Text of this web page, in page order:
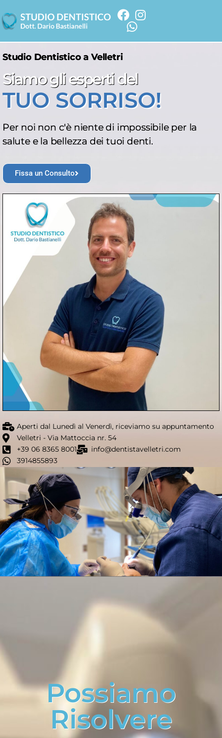
Studio Dentistico a Velletri
Siamo gli esperti del
TUO SORRISO!
Per noi non c'è niente di impossibile per la
salute e la bellezza dei tuoi denti.
Fissa un Consulto
Aperti dal Lunedì al Venerdì, riceviamo su appuntamento
Velletri - Via Mattoccia nr. 54
+39 06 8365 8001
info@dentistavelletri.com
3914855893
Possiamo
Risolvere